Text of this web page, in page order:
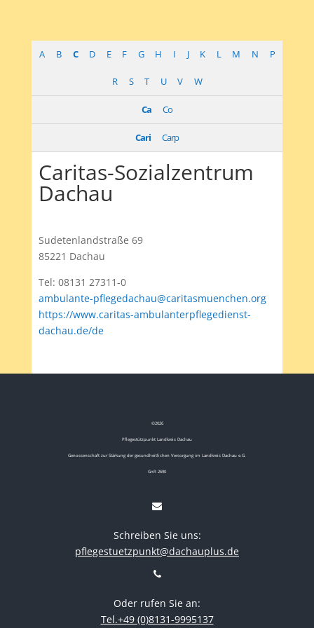
A B C D E F G H I J K L M N P
R S T U V W
Ca Co
Cari Carp
Caritas-Sozialzentrum
Dachau
Sudetenlandstraße 69
85221 Dachau
Tel: 08131 27311-0
ambulante-pflegedachau@caritasmuenchen.org
https://www.caritas-ambulanterpflegedienst-
dachau.de/de
©2026
Pflegestützpunkt Landkreis Dachau
Genossenschaft zur Stärkung der gesundheitlichen Versorgung im Landkreis Dachau e.G.
GnR 2690
Schreiben Sie uns:
pflegestuetzpunkt@dachauplus.de
Oder rufen Sie an:
Tel.+49 (0)8131-9995137